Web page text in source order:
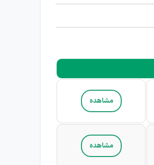
مشاهده
مشاهده